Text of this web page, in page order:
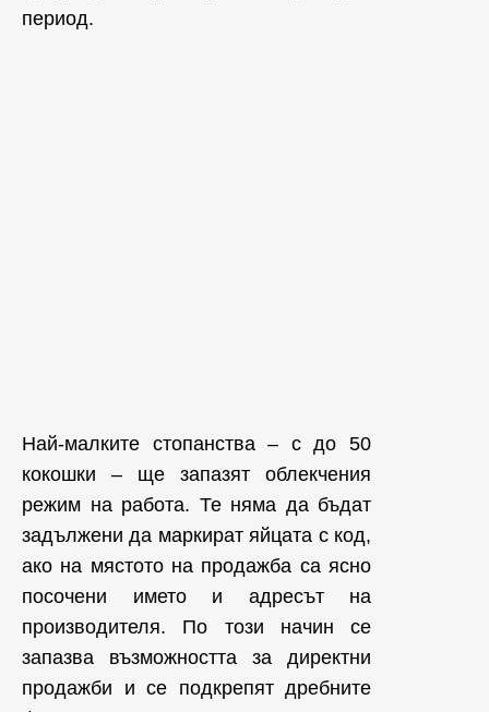
период.
Най-малките стопанства – с до 50
кокошки – ще запазят облекчения
режим на работа. Те няма да бъдат
задължени да маркират яйцата с код,
ако на мястото на продажба са ясно
посочени името и адресът на
производителя. По този начин се
запазва възможността за директни
продажби и се подкрепят дребните